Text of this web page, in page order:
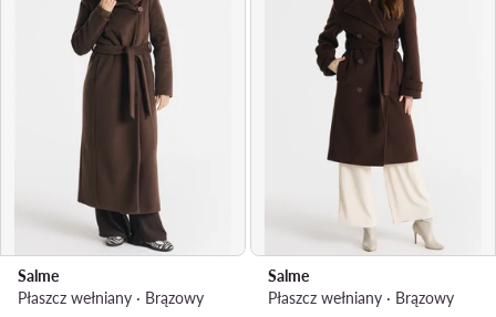
Salme
Płaszcz wełniany · Brązowy
Salme
Płaszcz wełniany · Brązowy